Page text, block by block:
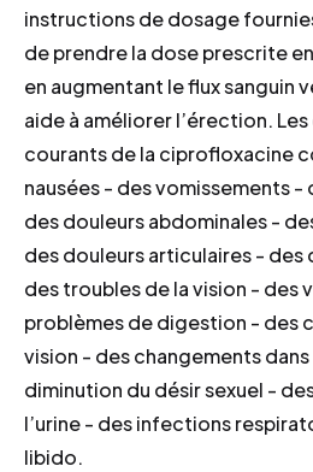
instructions de dosage
de prendre la dose prescrite
en augmentant le flux sanguin
aide à améliorer l’érection.
courants de la ciprofloxacine
nausées - des vomissements -
des douleurs abdominales -
des douleurs articulaires - des
des troubles de la vision - des
problèmes de digestion - des
vision - des changements dans
diminution du désir sexuel -
l’urine - des infections
libido.